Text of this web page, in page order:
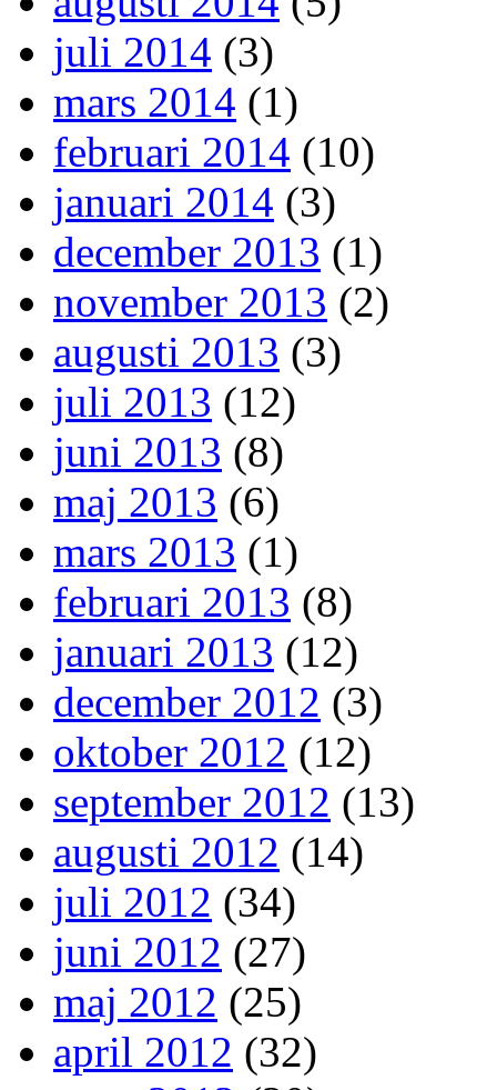
juli 2014 (3)
mars 2014 (1)
februari 2014 (10)
januari 2014 (3)
december 2013 (1)
november 2013 (2)
augusti 2013 (3)
juli 2013 (12)
juni 2013 (8)
maj 2013 (6)
mars 2013 (1)
februari 2013 (8)
januari 2013 (12)
december 2012 (3)
oktober 2012 (12)
september 2012 (13)
augusti 2012 (14)
juli 2012 (34)
juni 2012 (27)
maj 2012 (25)
april 2012 (32)